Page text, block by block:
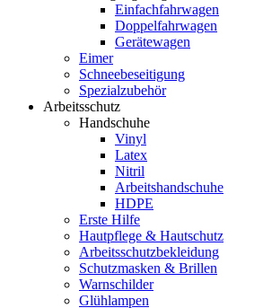
Einfachfahrwagen
Doppelfahrwagen
Gerätewagen
Eimer
Schneebeseitigung
Spezialzubehör
Arbeitsschutz
Handschuhe
Vinyl
Latex
Nitril
Arbeitshandschuhe
HDPE
Erste Hilfe
Hautpflege & Hautschutz
Arbeitsschutzbekleidung
Schutzmasken & Brillen
Warnschilder
Glühlampen